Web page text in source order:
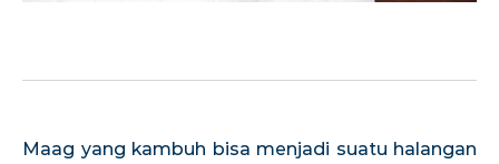
Maag yang kambuh bisa menjadi suatu halangan